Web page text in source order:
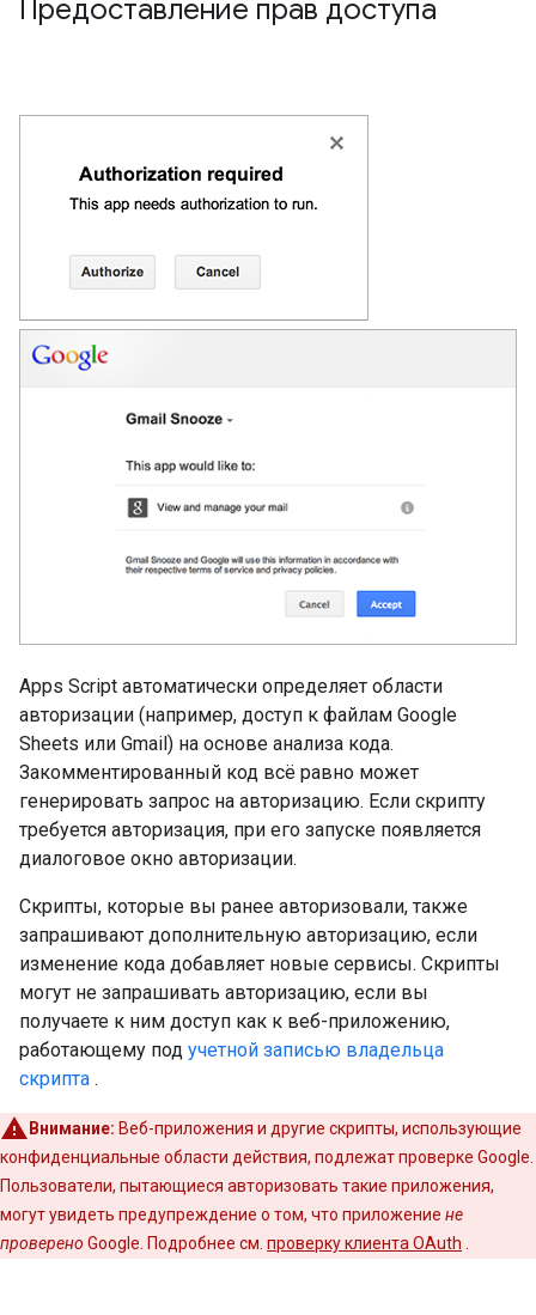
Предоставление прав доступа
Apps Script автоматически определяет области
авторизации (например, доступ к файлам Google
Sheets или Gmail) на основе анализа кода.
Закомментированный код всё равно может
генерировать запрос на авторизацию. Если скрипту
требуется авторизация, при его запуске появляется
диалоговое окно авторизации.
Скрипты, которые вы ранее авторизовали, также
запрашивают дополнительную авторизацию, если
изменение кода добавляет новые сервисы. Скрипты
могут не запрашивать авторизацию, если вы
получаете к ним доступ как к веб-приложению,
работающему под учетной записью владельца
скрипта .
Внимание: Веб-приложения и другие скрипты, использующие
конфиденциальные области действия, подлежат проверке Google.
Пользователи, пытающиеся авторизовать такие приложения,
могут увидеть предупреждение о том, что приложение не
проверено Google. Подробнее см. проверку клиента OAuth